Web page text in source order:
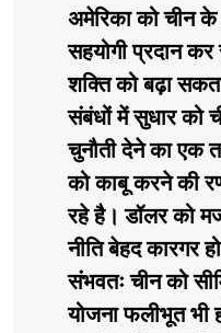
अमेरिका को चीन
सहयोगी प्रदान
शक्ति को बढ़ा
संबंधों में सुधार को
चुनौती देने का एक
को काबू करने की
रहे है। डॉलर को
नीति बेहद कारगर
संभवतः चीन को
योजना फलीभूत